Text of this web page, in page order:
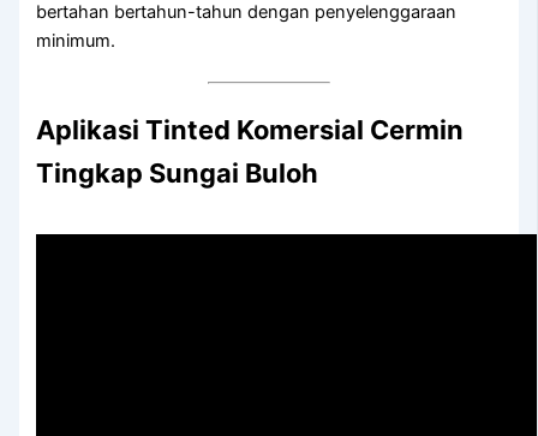
bertahan bertahun-tahun dengan penyelenggaraan
minimum.
Aplikasi Tinted Komersial Cermin
Tingkap Sungai Buloh